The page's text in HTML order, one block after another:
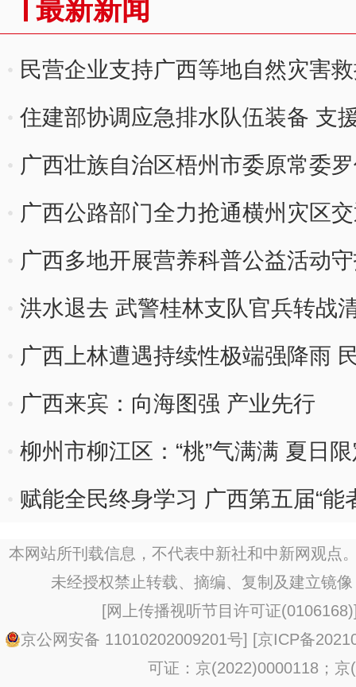
最新新闻
民营企业支持广西等地自然灾害
住建部协调应急排水队伍装备 支
广西壮族自治区梧州市委原常委罗
广西公路部门全力抢通横州灾区
广西多地开展营养科普公益活动
洪水退去 武警桂林支队官兵转战
广西上林遭遇持续性极端强降雨
广西来宾：向海图强 产业先行
柳州市柳江区：“桃”气满满 夏日限
赋能全民终身学习 广西第五届“能
本网站所刊载信息，不代表中新社和中新网观点
未经授权禁止转载、摘编、复制及建立镜
[网上传播视听节目许可证(0106168)
京公网安备 11010202009201号] [京ICP备
可证：京(2022)0000118；京